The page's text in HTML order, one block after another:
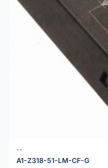
--
A1-Z318-51-LM-CF-G